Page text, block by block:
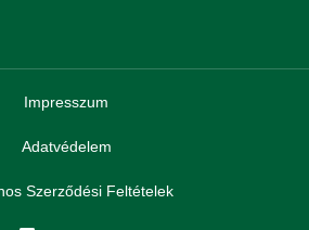
Impresszum
Adatvédelem
Szerződési Feltételek